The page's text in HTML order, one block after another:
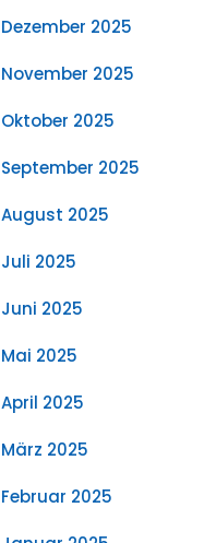
Dezember 2025
November 2025
Oktober 2025
September 2025
August 2025
Juli 2025
Juni 2025
Mai 2025
April 2025
März 2025
Februar 2025